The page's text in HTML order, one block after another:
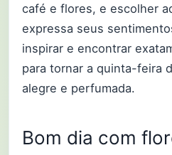
café e flores, e escolher
expressa seus
inspirar e encontrar
para tornar a quinta-feira
alegre e perfumada.
Bom dia com